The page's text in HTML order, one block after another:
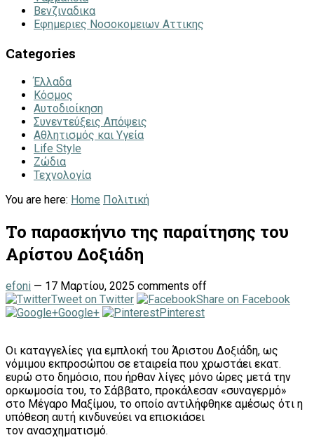
Βενζιναδικα
Εφημεριες Νοσοκομειων Αττικης
Categories
Έλλαδα
Κόσμος
Αυτοδιοίκηση
Συνεντεύξεις Απόψεις
Αθλητισμός και Υγεία
Life Style
Ζώδια
Τεχνολογία
You are here: Home Πολιτική
Το παρασκήνιο της παραίτησης του
Αρίστου Δοξιάδη
efoni — 17 Μαρτίου, 2025 comments off
Tweet on Twitter
Share on Facebook
Google+
Pinterest
Οι καταγγελίες για εμπλοκή του Άριστου Δοξιάδη, ως
νόμιμου εκπροσώπου σε εταιρεία που χρωστάει εκατ.
ευρώ στο δημόσιο, που ήρθαν λίγες μόνο ώρες μετά την
ορκωμοσία του, το Σάββατο, προκάλεσαν «συναγερμό»
στο Μέγαρο Μαξίμου, το οποίο αντιλήφθηκε αμέσως ότι η
υπόθεση αυτή κινδυνεύει να επισκιάσει
τον ανασχηματισμό.